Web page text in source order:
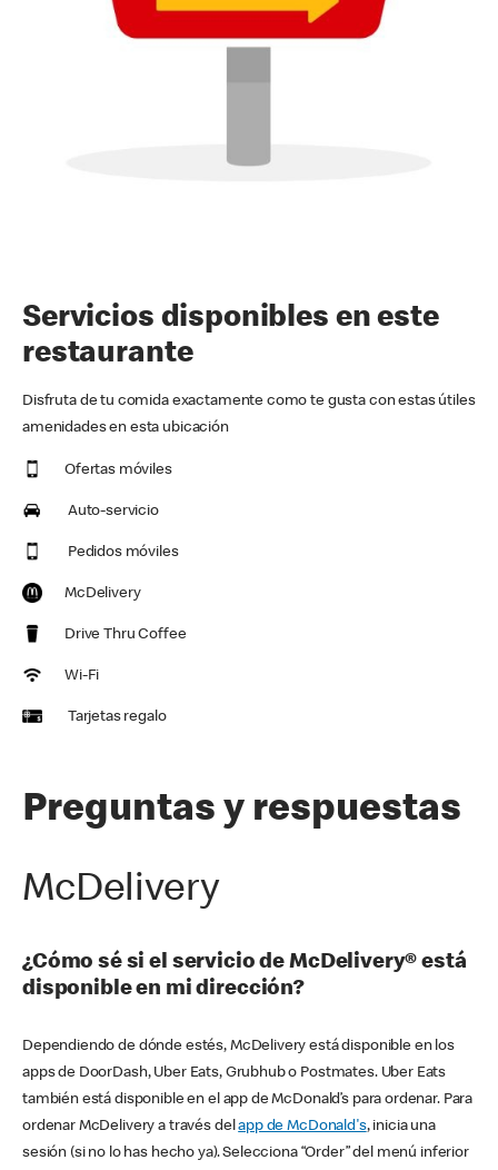
Servicios disponibles en este
restaurante
Disfruta de tu comida exactamente como te gusta con estas útiles
amenidades en esta ubicación
Ofertas móviles
Auto-servicio
Pedidos móviles
McDelivery
Drive Thru Coffee
Wi-Fi
Tarjetas regalo
Preguntas y respuestas
McDelivery
¿Cómo sé si el servicio de McDelivery® está
disponible en mi dirección?
Dependiendo de dónde estés, McDelivery está disponible en los
apps de DoorDash, Uber Eats, Grubhub o Postmates. Uber Eats
también está disponible en el app de McDonald’s para ordenar. Para
ordenar McDelivery a través delapp de McDonald's, inicia una
sesión (si no lo has hecho ya). Selecciona “Order” del menú inferior